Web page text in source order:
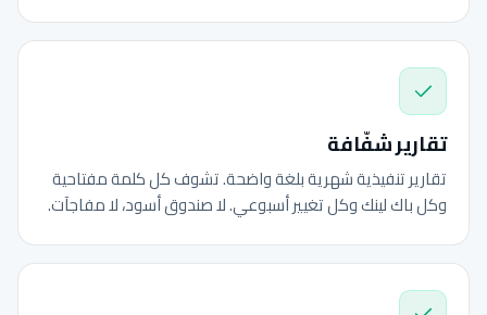
تقارير شفّافة
تقارير تنفيذية شهرية بلغة واضحة. تشوف كل كلمة مفتاحية
وكل باك لينك وكل تغيير أسبوعي. لا صندوق أسود، لا مفاجآت.